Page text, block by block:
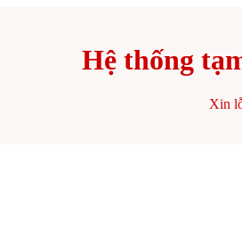
Hệ thống
Xin